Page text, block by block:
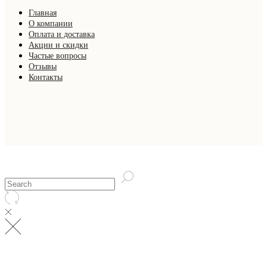
Главная
О компании
Оплата и доставка
Акции и скидки
Частые вопросы
Отзывы
Контакты